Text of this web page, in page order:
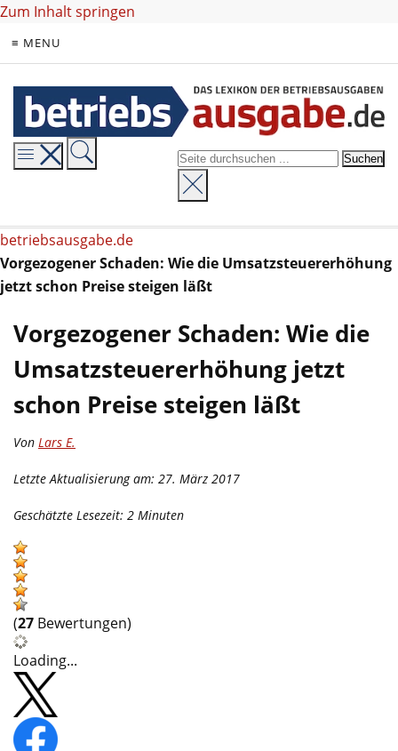
Zum Inhalt springen
≡ MENU
betriebsausgabe.de
Vorgezogener Schaden: Wie die Umsatzsteuererhöhung
jetzt schon Preise steigen läßt
Vorgezogener Schaden: Wie die
Umsatzsteuererhöhung jetzt
schon Preise steigen läßt
Von Lars E.
Letzte Aktualisierung am: 27. März 2017
Geschätzte Lesezeit: 2 Minuten
(27 Bewertungen)
Loading...